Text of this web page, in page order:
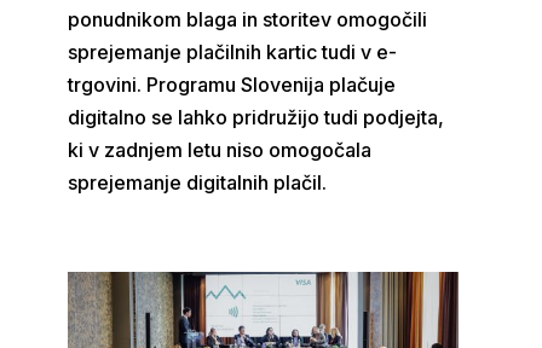
ponudnikom blaga in storitev omogočili
sprejemanje plačilnih kartic tudi v e-
trgovini. Programu Slovenija plačuje
digitalno se lahko pridružijo tudi podjejta,
ki v zadnjem letu niso omogočala
sprejemanje digitalnih plačil.